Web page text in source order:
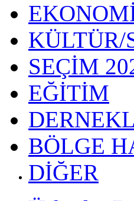
KÜLTÜR/
SEÇİM
EĞİTİM
BÖLGE
DİĞER